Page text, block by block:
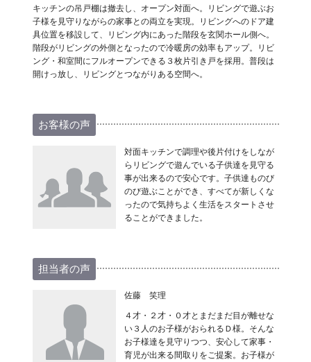
キッチンの吊戸棚は撤去し、オープン対面へ。リビングで遊ぶお
子様を見守りながらの家事との両立を実現。リビングへのドア建
具位置を移設して、リビング内にあった階段を玄関ホール側へ。
階段がリビングの外側となったので冷暖房の効率もアップ。リビ
ング・和室間にフルオープンできる３枚片引き戸を採用。普段は
開けっ放し、リビングとつながりある空間へ。
お客様の声
対面キッチンで調理や後片付けをしなが
らリビングで遊んでいる子供達を見守る
事が出来るので安心です。子供達ものび
のび遊ぶことができ、すべてが新しくな
ったので気持ちよく生活をスタートさせ
ることができました。
担当者の声
佐藤 笑理
４才・２才・０才とまだまだ目が離せな
い３人のお子様がおられるＤ様。そんな
お子様達を見守りつつ、安心して家事・
育児が出来る間取りをご提案。お子様が